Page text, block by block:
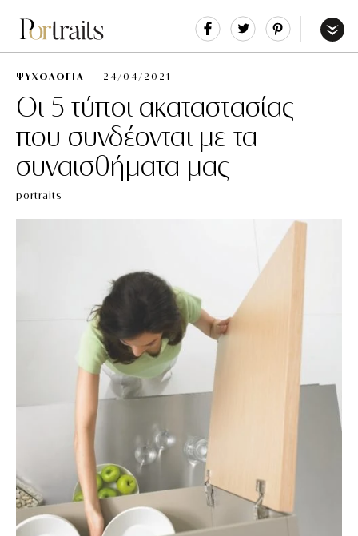
Share Tweet
ΨΥΧΟΛΟΓΙΑ 24/04/2021
Οι 5 τύποι ακαταστασίας
που συνδέονται με τα
συναισθήματα μας
portraits